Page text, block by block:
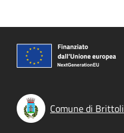
Comune di Brittoli